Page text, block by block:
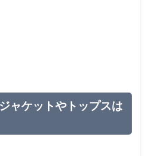
ャケットやトップスは